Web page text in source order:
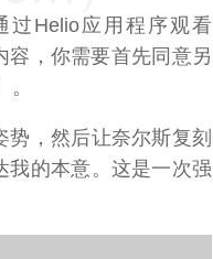
过Helio应用程序观看
容，你需要首先同意另
，然后让奈尔斯复刻
我的本意。这是一次强